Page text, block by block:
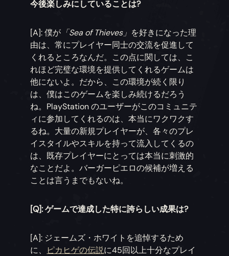
今後楽しみにしていることは?
[A]: 僕が 「Sea of Thieves」 を好きになった理
由は、常にプレイヤー同士の交流を促進して
くれるところなんだ。この点に関しては、こ
れほど完璧な環境を提供してくれるゲームは
他にないよ。だから、この環境が続く限り
は、僕はこのゲームを楽しみ続けるだろう
ね。PlayStation のユーザーがこのコミュニテ
ィに参加してくれるのは、本当にワクワクす
るね。大量の新規プレイヤーが、各々のプレ
イスタイルやスキルを持って流入してくるの
は、既存プレイヤーにとっては本当に刺激的
なことだよ。バーガーピエロの候補が増える
ことは言うまでもないね。
[Q]: ゲームで達成した特に誇らしい成果は?
[A]: ジェームズ・ホワイトを追悼するため
に、
ピカヒゲの伝説に45回以上十分なプレイ